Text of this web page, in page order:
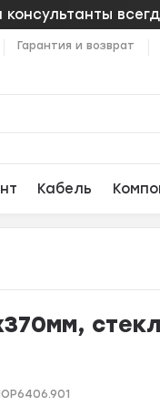
Гарантия и возврат
Кабель